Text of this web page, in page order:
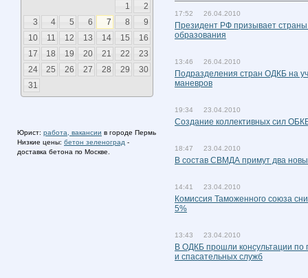
1
2
3
4 5 6 7 8
9
10
11 12 13 14 15
16
17
18 19 20 21 22
23
24
25 26 27 28 29
30
31
Юрист: работа, вакансии в городе Пермь
Низкие цены: бетон зеленоград -
доставка бетона по Москве.
17:52 26.04.2010
Президент РФ призывает
образования
13:46 26.04.2010
Подразделения стран ОДКБ на
маневров
19:34 23.04.2010
Создание коллективных сил
18:47 23.04.2010
В состав СВМДА примут два
14:41 23.04.2010
Комиссия Таможенного союза
5%
13:43 23.04.2010
В ОДКБ прошли консультации по
и спасательных служб